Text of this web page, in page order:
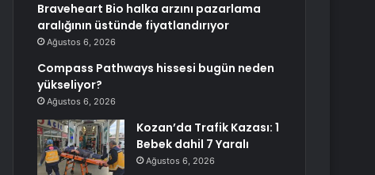
Braveheart Bio halka arzını pazarlama
aralığının üstünde fiyatlandırıyor
Ağustos 6, 2026
Compass Pathways hissesi bugün neden
yükseliyor?
Ağustos 6, 2026
Kozan’da Trafik Kazası: 1
Bebek dahil 7 Yaralı
Ağustos 6, 2026